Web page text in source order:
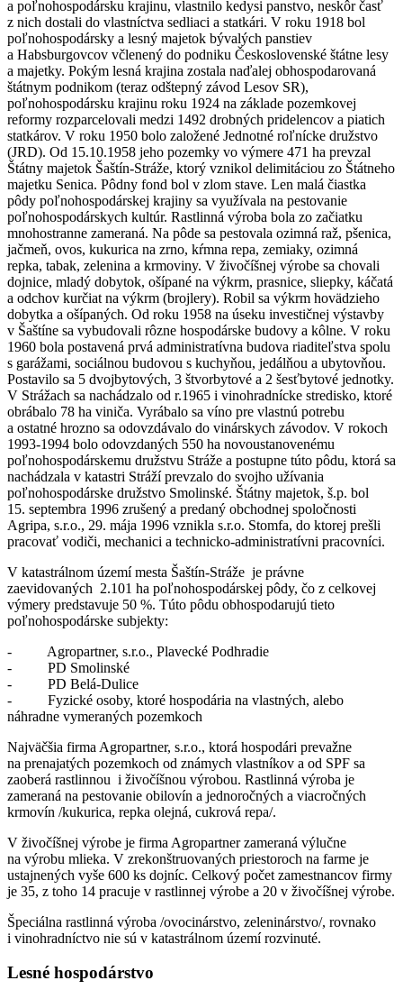
a poľnohospodársku krajinu, vlastnilo kedysi panstvo, neskôr časť
z nich dostali do vlastníctva sedliaci a statkári. V roku 1918 bol
poľnohospodársky a lesný majetok bývalých panstiev
a Habsburgovcov včlenený do podniku Československé štátne lesy
a majetky. Pokým lesná krajina zostala naďalej obhospodarovaná
štátnym podnikom (teraz odštepný závod Lesov SR),
poľnohospodársku krajinu roku 1924 na základe pozemkovej
reformy rozparcelovali medzi 1492 drobných pridelencov a piatich
statkárov. V roku 1950 bolo založené Jednotné roľnícke družstvo
(JRD). Od 15.10.1958 jeho pozemky vo výmere 471 ha prevzal
Štátny majetok Šaštín-Stráže, ktorý vznikol delimitáciou zo Štátneho
majetku Senica. Pôdny fond bol v zlom stave. Len malá čiastka
pôdy poľnohospodárskej krajiny sa využívala na pestovanie
poľnohospodárskych kultúr. Rastlinná výroba bola zo začiatku
mnohostranne zameraná. Na pôde sa pestovala ozimná raž, pšenica,
jačmeň, ovos, kukurica na zrno, kŕmna repa, zemiaky, ozimná
repka, tabak, zelenina a krmoviny. V živočíšnej výrobe sa chovali
dojnice, mladý dobytok, ošípané na výkrm, prasnice, sliepky, káčatá
a odchov kurčiat na výkrm (brojlery). Robil sa výkrm hovädzieho
dobytka a ošípaných. Od roku 1958 na úseku investičnej výstavby
v Šaštíne sa vybudovali rôzne hospodárske budovy a kôlne. V roku
1960 bola postavená prvá administratívna budova riaditeľstva spolu
s garážami, sociálnou budovou s kuchyňou, jedálňou a ubytovňou.
Postavilo sa 5 dvojbytových, 3 štvorbytové a 2 šesťbytové jednotky.
V Strážach sa nachádzalo od r.1965 i vinohradnícke stredisko, ktoré
obrábalo 78 ha viniča. Vyrábalo sa víno pre vlastnú potrebu
a ostatné hrozno sa odovzdávalo do vinárskych závodov. V rokoch
1993-1994 bolo odovzdaných 550 ha novoustanovenému
poľnohospodárskemu družstvu Stráže a postupne túto pôdu, ktorá sa
nachádzala v katastri Stráží prevzalo do svojho užívania
poľnohospodárske družstvo Smolinské. Štátny majetok, š.p. bol
15. septembra 1996 zrušený a predaný obchodnej spoločnosti
Agripa, s.r.o., 29. mája 1996 vznikla s.r.o. Stomfa, do ktorej prešli
pracovať vodiči, mechanici a technicko-administratívni pracovníci.
V katastrálnom území mesta Šaštín-Stráže je právne
zaevidovaných 2.101 ha poľnohospodárskej pôdy, čo z celkovej
výmery predstavuje 50 %. Túto pôdu obhospodarujú tieto
poľnohospodárske subjekty:
- Agropartner, s.r.o., Plavecké Podhradie
- PD Smolinské
- PD Belá-Dulice
- Fyzické osoby, ktoré hospodária na vlastných, alebo
náhradne vymeraných pozemkoch
Najväčšia firma Agropartner, s.r.o., ktorá hospodári prevažne
na prenajatých pozemkoch od známych vlastníkov a od SPF sa
zaoberá rastlinnou i živočíšnou výrobou. Rastlinná výroba je
zameraná na pestovanie obilovín a jednoročných a viacročných
krmovín /kukurica, repka olejná, cukrová repa/.
V živočíšnej výrobe je firma Agropartner zameraná výlučne
na výrobu mlieka. V zrekonštruovaných priestoroch na farme je
ustajnených vyše 600 ks dojníc. Celkový počet zamestnancov firmy
je 35, z toho 14 pracuje v rastlinnej výrobe a 20 v živočíšnej výrobe.
Špeciálna rastlinná výroba /ovocinárstvo, zeleninárstvo/, rovnako
i vinohradníctvo nie sú v katastrálnom území rozvinuté.
Lesné hospodárstvo